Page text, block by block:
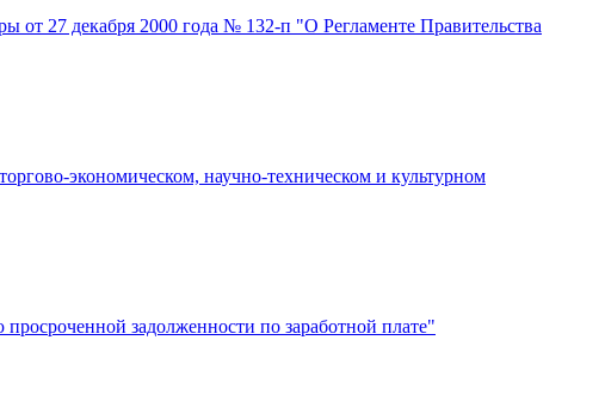
27 декабря 2000 года № 132-п "О Регламенте Правительства
экономическом, научно-техническом и культурном
задолженности по заработной плате"